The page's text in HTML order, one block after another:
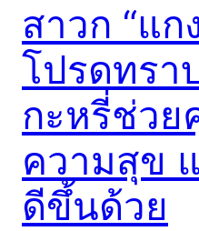
สาวก “แก
โปรดทรา
กะหรี่ช่ว
ความสุข
ดีขึ้นด้วย